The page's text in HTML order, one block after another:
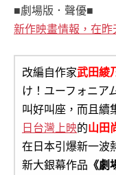
■劇場版．聲優■
新作映畫情報，在昨
改編自作家武田綾
け！ユーフォニア
叫好叫座，而且續
日台灣上映的山田
在日本引爆新一波
新大銀幕作品 《